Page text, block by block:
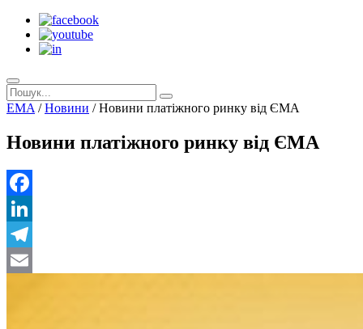
EMA /Новини /Новини платіжного ринку від ЄМА
Новини платіжного ринку від ЄМА
Facebook
LinkedIn
Telegram